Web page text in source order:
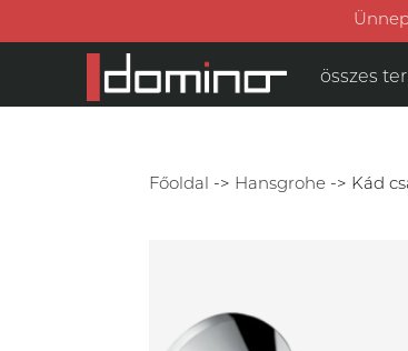
összes
Főoldal -> Hansgrohe -> Kád